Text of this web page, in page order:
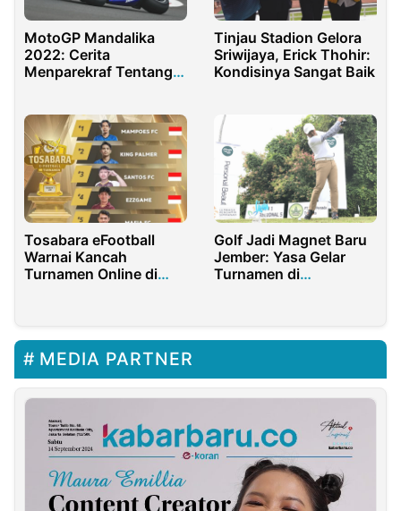
MotoGP Mandalika
2022: Cerita
Menparekraf Tentang
Tinjau Stadion Gelora
Sriwijaya, Erick Thohir:
Kondisinya Sangat Baik
Tosabara eFootball
Warnai Kancah
Turnamen Online di
Golf Jadi Magnet Baru
Jember: Yasa Gelar
Turnamen di
MEDIA PARTNER